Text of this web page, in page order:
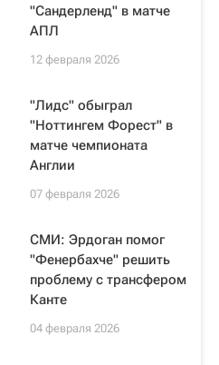
"Сандерленд" в матче
АПЛ
12 февраля 2026
"Лидс" обыграл
"Ноттингем Форест" в
матче чемпионата
Англии
07 февраля 2026
СМИ: Эрдоган помог
"Фенербахче" решить
проблему с трансфером
Канте
04 февраля 2026